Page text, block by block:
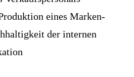
eines Marken-
der internen